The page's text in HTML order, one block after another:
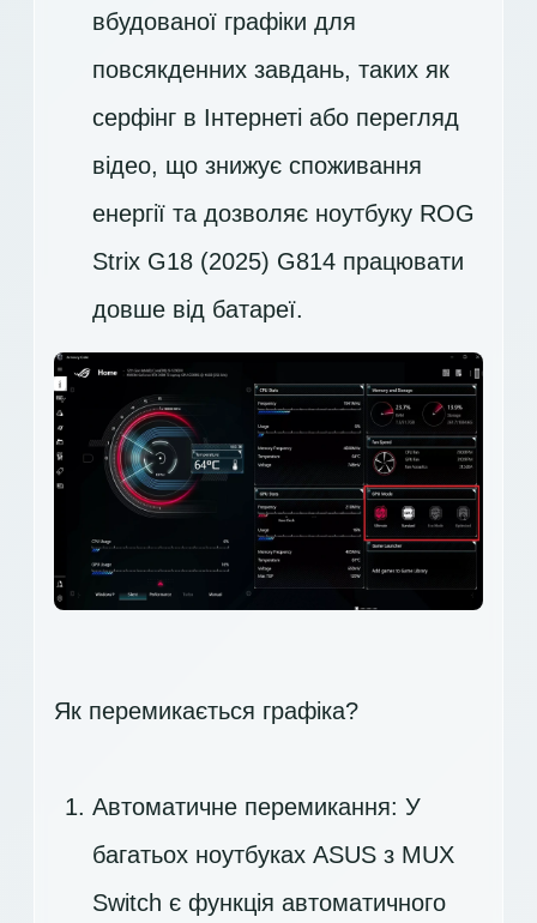
вбудованої графіки для
повсякденних завдань, таких як
серфінг в Інтернеті або перегляд
відео, що знижує споживання
енергії та дозволяє ноутбуку ROG
Strix G18 (2025) G814 працювати
довше від батареї.
Як перемикається графіка?
Автоматичне перемикання: У
багатьох ноутбуках ASUS з MUX
Switch є функція автоматичного